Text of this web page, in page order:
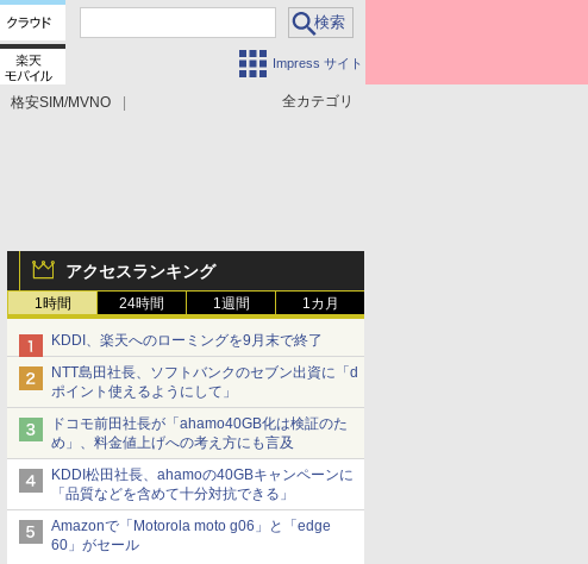
Impress サイト
全カテゴリ
格安SIM/MVNO
アクセスランキング
1時間 24時間 1週間 1カ月
KDDI、楽天へのローミングを9月末で終了
NTT島田社長、ソフトバンクのセブン出資に「d
ポイント使えるようにして」
ドコモ前田社長が「ahamo40GB化は検証のた
め」、料金値上げへの考え方にも言及
KDDI松田社長、ahamoの40GBキャンペーンに
「品質などを含めて十分対抗できる」
Amazonで「Motorola moto g06」と「edge
60」がセール